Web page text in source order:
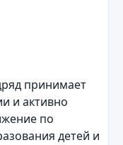
принимает
и активно
по
детей и